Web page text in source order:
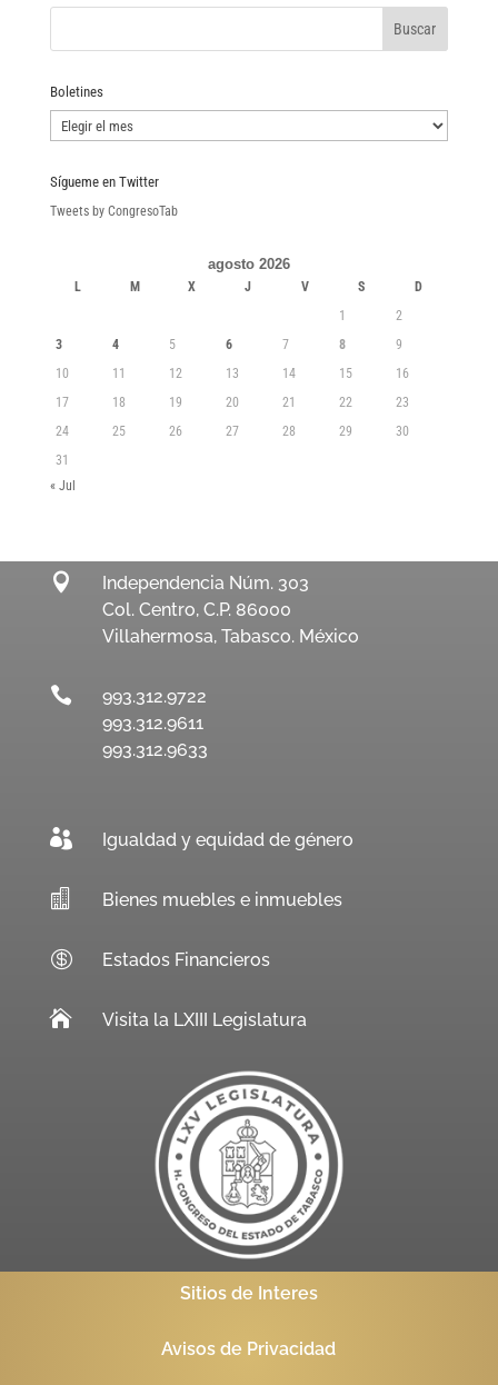
Boletines
Boletines
Sígueme en Twitter
Tweets by CongresoTab
agosto 2026
L M X J V S
D
1
2
3
4 5 6 7 8
9
10
11 12 13 14 15
16
17
18 19 20 21 22
23
24
25 26 27 28 29
30
31
« Jul

Independencia Núm. 303
Col. Centro, C.P. 86000
Villahermosa, Tabasco. México

993.312.9722
993.312.9611
993.312.9633
 Igualdad y equidad de género
 Bienes muebles e inmuebles
 Estados Financieros
 Visita la LXIII Legislatura
Sitios de Interes
Avisos de Privacidad